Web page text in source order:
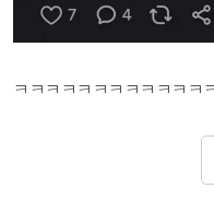
ㅋㅋㅋㅋㅋㅋㅋㅋㅋㅋㅋㅋ